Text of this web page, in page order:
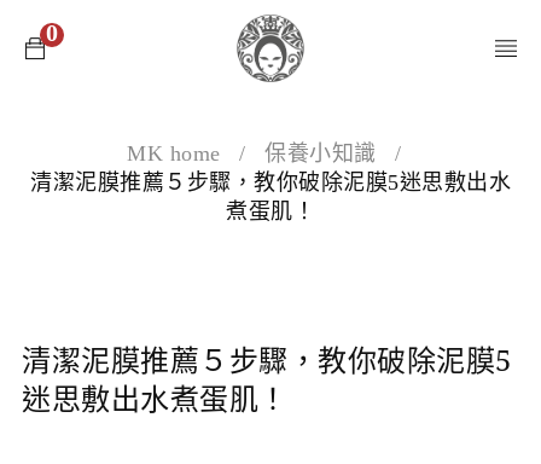
0
MK home / 保養小知識
/
清潔泥膜推薦５步驟，教你破除泥膜5迷思敷出水
煮蛋肌！
清潔泥膜推薦５步驟，教你破除泥膜5
迷思敷出水煮蛋肌！